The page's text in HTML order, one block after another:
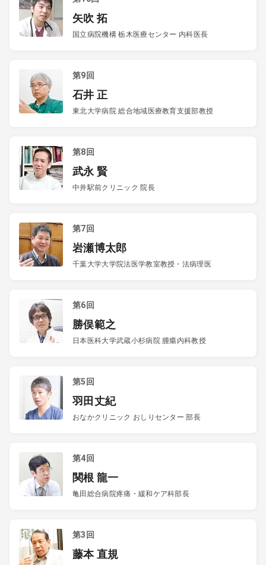
矢吹 拓
国立病院機構 栃木医療センター 内科医長
第9回
石井 正
東北大学病院 総合地域医療教育支援部教授
第8回
武永 賢
中井駅前クリニック 院長
第7回
岩瀬博太郎
千葉大学大学院法医学教室教授・法病理医
第6回
勝俣範之
日本医科大学武蔵小杉病院 腫瘍内科教授
第5回
羽田丈紀
おなかクリニック おしりセンター 部長
第4回
関根 龍一
亀田総合病院疼痛・緩和ケア科部長
第3回
藤本 直規